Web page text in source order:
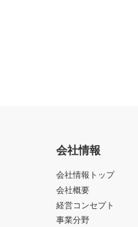
会社情報
会社情報トップ
会社概要
経営コンセプト
事業分野